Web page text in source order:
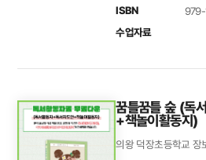
ISBN
수업자료
꿈틀꿈틀 숲 (독
+책놀이활동지)
의왕 덕장초등학교 장